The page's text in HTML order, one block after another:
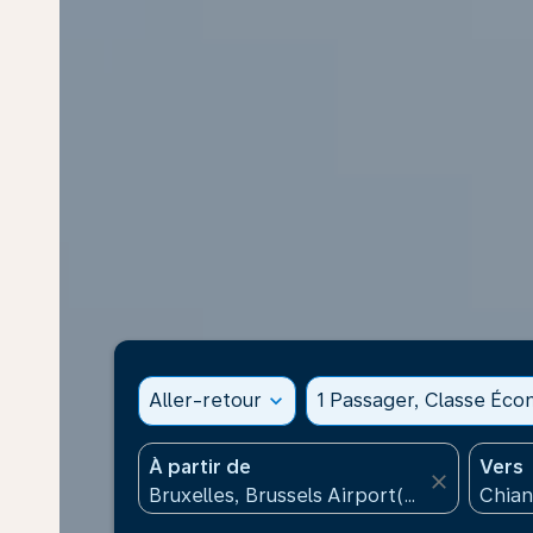
Aller-retour expand_more 1 Passager, Classe
À partir de
close
Vers